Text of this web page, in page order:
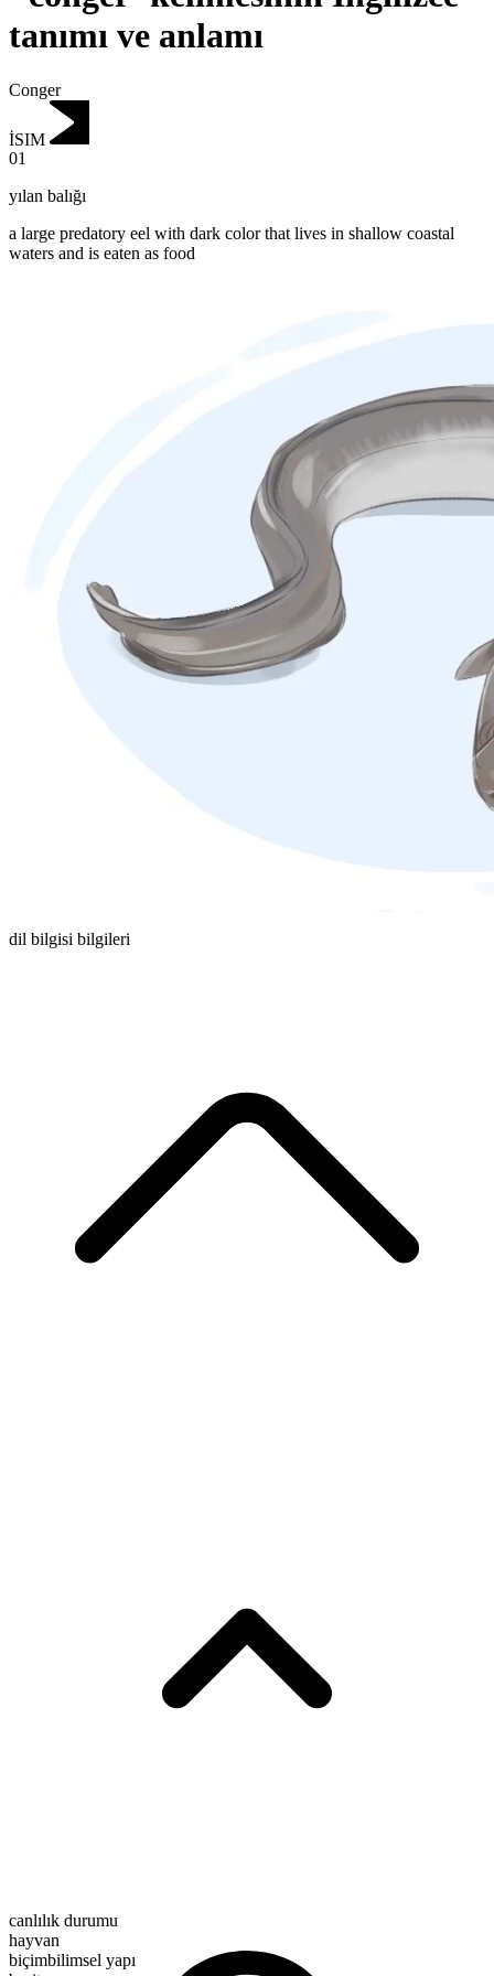
tanımı ve anlamı
Conger
İSIM
01
yılan balığı
a large predatory eel with dark color that lives in shallow coastal
waters and is eaten as food
dil bilgisi bilgileri
canlılık durumu
hayvan
biçimbilimsel yapı